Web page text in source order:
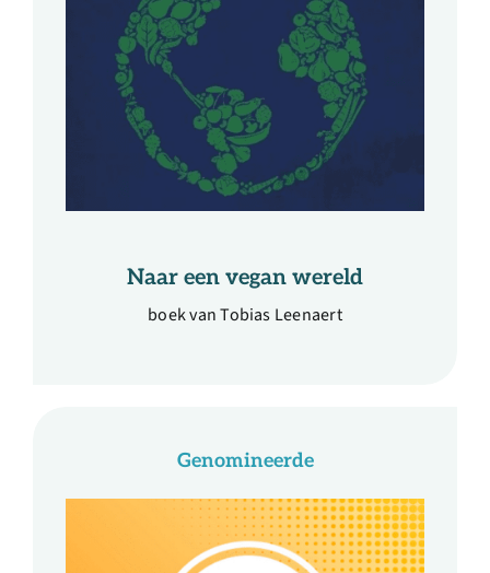
Naar een vegan wereld
boek van Tobias Leenaert
Genomineerde